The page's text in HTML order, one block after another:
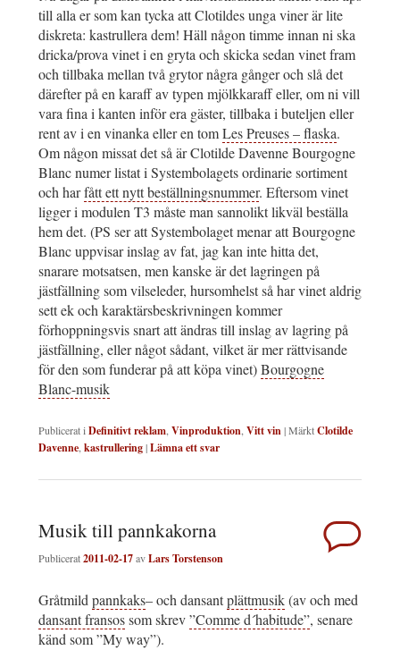
till alla er som kan tycka att Clotildes unga viner är lite
diskreta: kastrullera dem! Häll någon timme innan ni ska
dricka/prova vinet i en gryta och skicka sedan vinet fram
och tillbaka mellan två grytor några gånger och slå det
därefter på en karaff av typen mjölkkaraff eller, om ni vill
vara fina i kanten inför era gäster, tillbaka i buteljen eller
rent av i en vinanka eller en tomLes Preuses – flaska.
Om någon missat det så är Clotilde Davenne Bourgogne
Blanc numer listat i Systembolagets ordinarie sortiment
och harfått ett nytt beställningsnummer. Eftersom vinet
ligger i modulen T3 måste man sannolikt likväl beställa
hem det. (PS ser att Systembolaget menar att Bourgogne
Blanc uppvisar inslag av fat, jag kan inte hitta det,
snarare motsatsen, men kanske är det lagringen på
jästfällning som vilseleder, hursomhelst så har vinet aldrig
sett ek och karaktärsbeskrivningen kommer
förhoppningsvis snart att ändras till inslag av lagring på
jästfällning, eller något sådant, vilket är mer rättvisande
för den som funderar på att köpa vinet)Bourgogne
Blanc-musik
Publicerat i Definitivt reklam Vinproduktion Vitt vin|MärktClotilde
Davenne kastrullering|Lämna ett svar
Musik till pannkakorna
Publicerat2011-02-17avLars Torstenson
Gråtmildpannkaks– och dansantplättmusik(av och med
dansant fransossom skrev”Comme d´habitude”, senare
känd som ”My way”).